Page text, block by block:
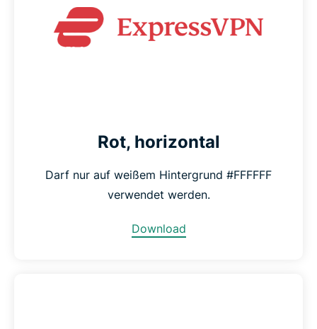
Rot, horizontal
Darf nur auf weißem Hintergrund #FFFFFF
verwendet werden.
Download